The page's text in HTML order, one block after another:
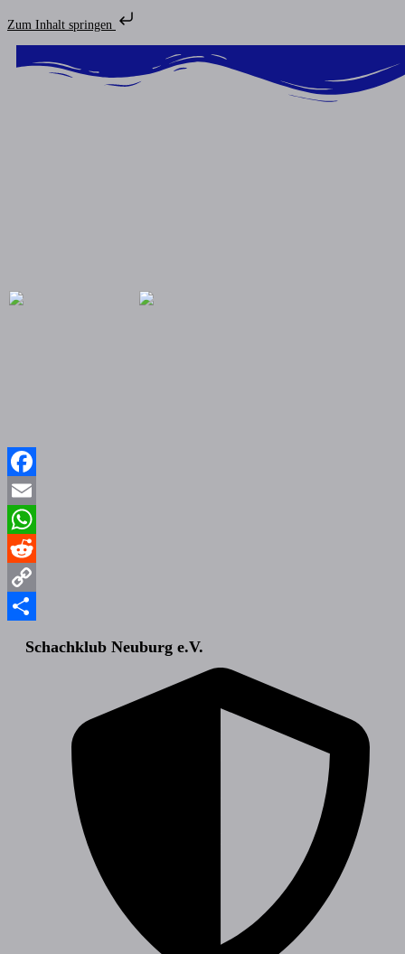
Zum Inhalt springen
Facebook
Email
WhatsApp
Reddit
Copy
Schachklub Neuburg e.V.